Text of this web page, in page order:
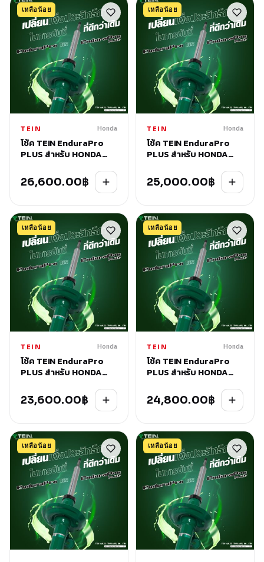
เหลือน้อย
TEIN Honda
โช้ค TEIN EnduraPro
PLUS สำหรับ HONDA
2009-2016
26,600.00฿
เหลือน้อย
TEIN Honda
โช้ค TEIN EnduraPro
PLUS สำหรับ HONDA
2020
25,000.00฿
เหลือน้อย
TEIN Honda
โช้ค TEIN EnduraPro
PLUS สำหรับ HONDA
2013
23,600.00฿
เหลือน้อย
TEIN Honda
โช้ค TEIN EnduraPro
PLUS สำหรับ HONDA
24,800.00฿
เหลือน้อย เหลือน้อย